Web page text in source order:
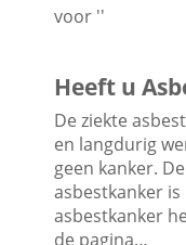
Zoeken
Nieuwsarchief
voor ''
Heeft u
De ziekte
en langdurig
geen kanker.
asbestkanker
asbestkanker
de pagina…